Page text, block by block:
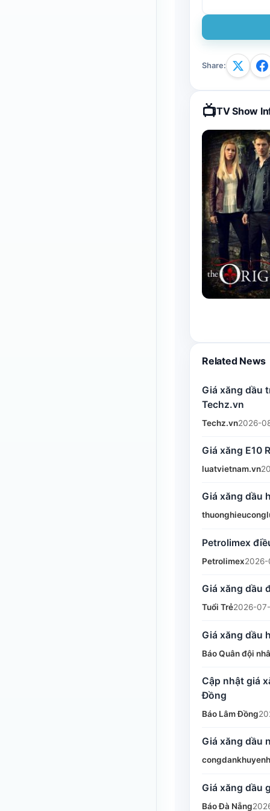
Share:
📺TV Show
Related News
Giá xăng dầu
Techz.vn
Techz.vn2026-
Giá xăng E10
luatvietnam.vn
Giá xăng dầu
Petrolimex
Petrolimex
Giá xăng dầu
Tuổi Trẻ2026-
Giá xăng dầu
Báo Quân đội
Cập nhật giá
Đồng
Báo Lâm Đồng
Giá xăng dầu
Giá xăng dầu
Báo Đà Nẵng